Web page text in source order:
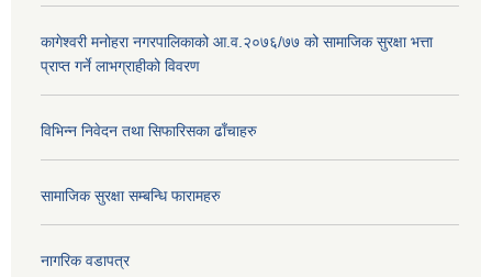
कागेश्वरी मनोहरा नगरपालिकाको आ.व.२०७६/७७ को सामाजिक सुरक्षा भत्ता
प्राप्त गर्ने लाभग्राहीको विवरण
विभिन्न निवेदन तथा सिफारिसका ढाँचाहरु
सामाजिक सुरक्षा सम्बन्धि फारामहरु
नागरिक वडापत्र